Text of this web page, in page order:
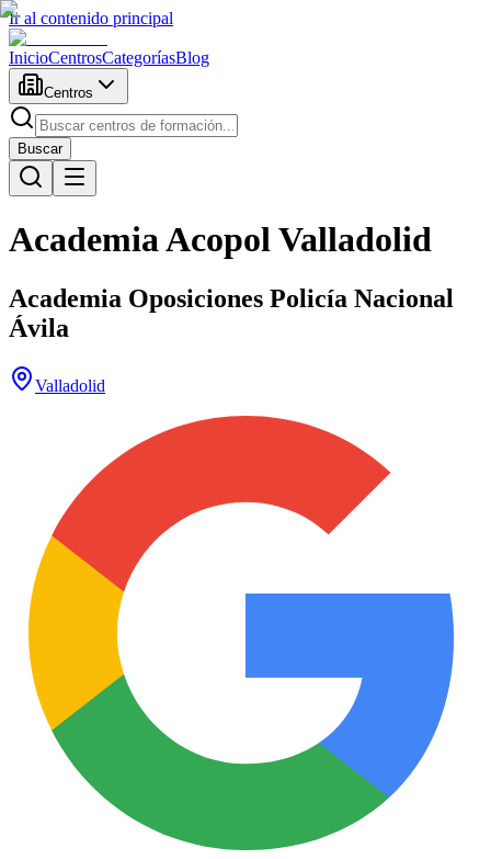
Ir al contenido principal
InicioCentrosCategoríasBlog
Centros
Buscar
Academia Acopol Valladolid
Academia Oposiciones Policía Nacional
Ávila
Valladolid